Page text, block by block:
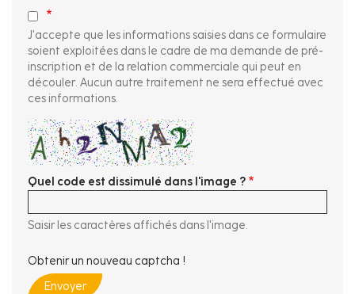
J'accepte que les informations saisies dans ce formulaire
soient exploitées dans le cadre de ma demande de pré-
inscription et de la relation commerciale qui peut en
découler. Aucun autre traitement ne sera effectué avec
ces informations.
Quel code est dissimulé dans l'image ?
Saisir les caractères affichés dans l'image.
Obtenir un nouveau captcha !
Envoyer